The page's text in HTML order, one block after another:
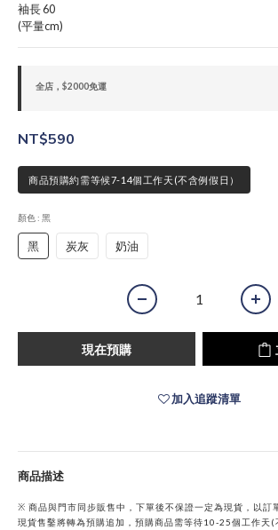
袖長 60
(平量cm)
全店，$2000免運
NT$590
商品預購約需等候7-14個工作天(不含例假日）
顏色 : 黑
黑 炭灰 奶油
現在預購
加入追蹤清單
商品描述
※ 商品與門市同步販售中，下單後不保證一定為現貨，以訂
現貨售鑿將轉為預購追加，預購商品需等待10-25個工作天(